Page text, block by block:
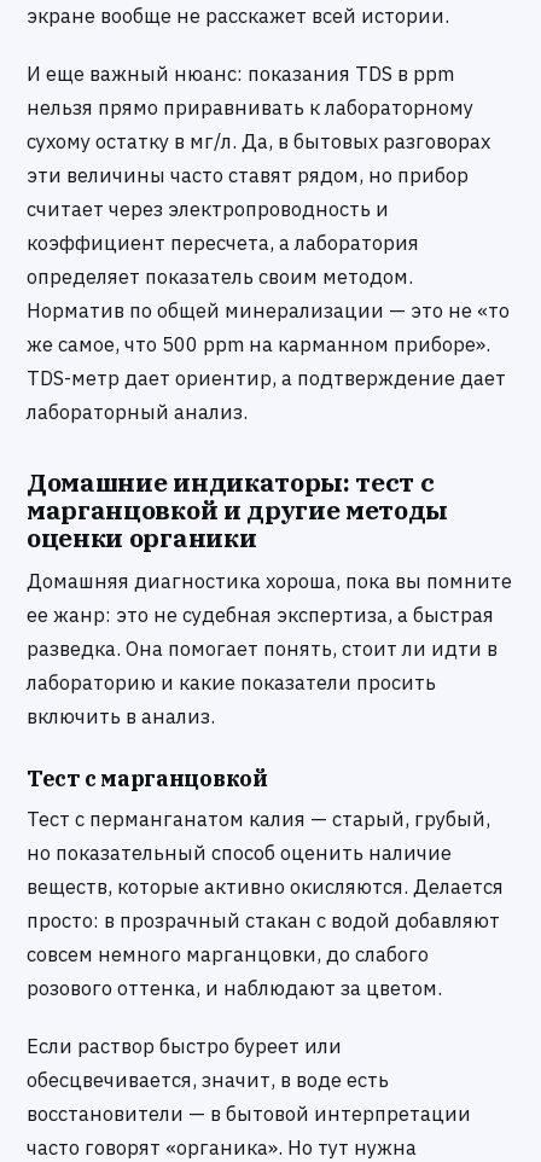
экране вообще не расскажет всей истории.
И еще важный нюанс: показания TDS в ppm
нельзя прямо приравнивать к лабораторному
сухому остатку в мг/л. Да, в бытовых разговорах
эти величины часто ставят рядом, но прибор
считает через электропроводность и
коэффициент пересчета, а лаборатория
определяет показатель своим методом.
Норматив по общей минерализации — это не «то
же самое, что 500 ppm на карманном приборе».
TDS-метр дает ориентир, а подтверждение дает
лабораторный анализ.
Домашние индикаторы: тест с
марганцовкой и другие методы
оценки органики
Домашняя диагностика хороша, пока вы помните
ее жанр: это не судебная экспертиза, а быстрая
разведка. Она помогает понять, стоит ли идти в
лабораторию и какие показатели просить
включить в анализ.
Тест с марганцовкой
Тест с перманганатом калия — старый, грубый,
но показательный способ оценить наличие
веществ, которые активно окисляются. Делается
просто: в прозрачный стакан с водой добавляют
совсем немного марганцовки, до слабого
розового оттенка, и наблюдают за цветом.
Если раствор быстро буреет или
обесцвечивается, значит, в воде есть
восстановители — в бытовой интерпретации
часто говорят «органика». Но тут нужна